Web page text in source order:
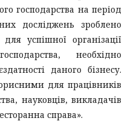
господарства на період
досліджень зроблено
успішної організації
необхідно
даного бізнесу.
для працівників
науковців, викладачів
справа».